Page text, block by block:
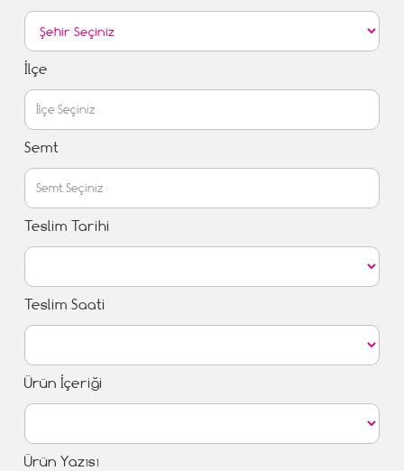
İlçe
Semt
Teslim Tarihi
Teslim Saati
Ürün İçeriği
Ürün Yazısı